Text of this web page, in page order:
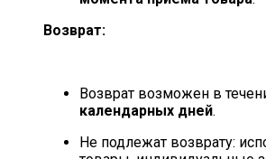
Возврат:
Возврат возможен в
календарных дней.
Не подлежат возврату: